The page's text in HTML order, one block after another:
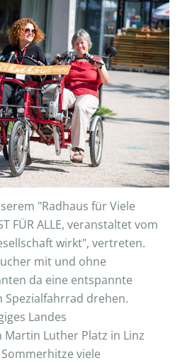
"Radhaus für Viele
FÜR ALLE, veranstaltet vom
wirkt", vertreten.
mit und ohne
da eine entspannte
drehen.
Landes
Luther Platz in Linz
viele